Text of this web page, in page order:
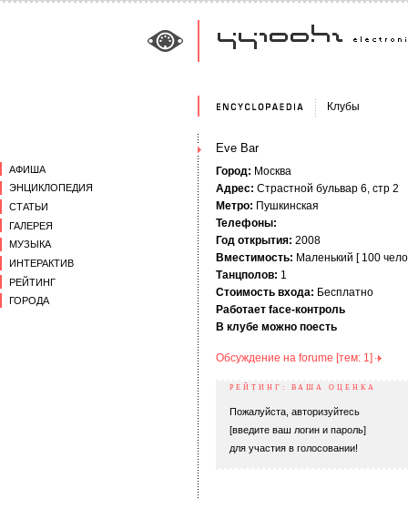
АФИША
ЭНЦИКЛОПЕДИЯ
СТАТЬИ
ГАЛЕРЕЯ
МУЗЫКА
ИНТЕРАКТИВ
РЕЙТИНГ
ГОРОДА
Клубы
Eve Bar
Город: Москва
Адрес: Страстной бульвар 6, стр 2
Метро: Пушкинская
Телефоны:
Год открытия: 2008
Вместимость: Маленький [ 100
Танцполов: 1
Стоимость входа: Бесплатно
Работает face-контроль
В клубе можно поесть
Обсуждение на forumе [тем: 1]
РЕЙТИНГ: ВАША ОЦЕНКА
Пожалуйста, авторизуйтесь
[введите ваш логин и пароль]
для участия в голосовании!